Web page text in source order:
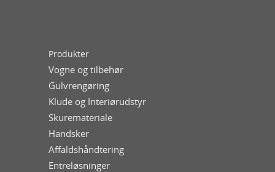
Produkter
Vogne og tilbehør
Gulvrengøring
Klude og Interiørudstyr
Skuremateriale
Handsker
Affaldshåndtering
Entreløsninger